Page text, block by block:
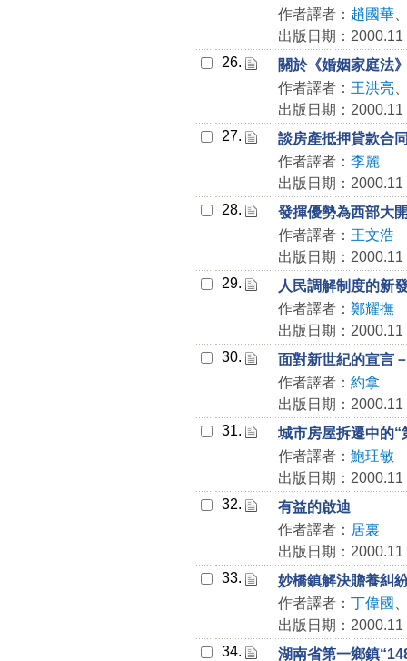
作者譯者： 趙國華
出版日期：2000.11
26.
關於《婚姻家庭法
作者譯者： 王洪亮
出版日期：2000.11
27.
談房產抵押貸款合
作者譯者： 李麗
出版日期：2000.11
28.
發揮優勢為西部大
作者譯者： 王文浩
出版日期：2000.11
29.
人民調解制度的新
作者譯者： 鄭耀撫
出版日期：2000.11
30.
面對新世紀的宣言
作者譯者： 約拿
出版日期：2000.11
31.
城市房屋拆遷中的“
作者譯者： 鮑玨敏
出版日期：2000.11
32.
有益的啟迪
作者譯者： 居裏
出版日期：2000.11
33.
妙橋鎮解決贍養糾
作者譯者： 丁偉國
出版日期：2000.11
34.
湖南省第一鄉鎮